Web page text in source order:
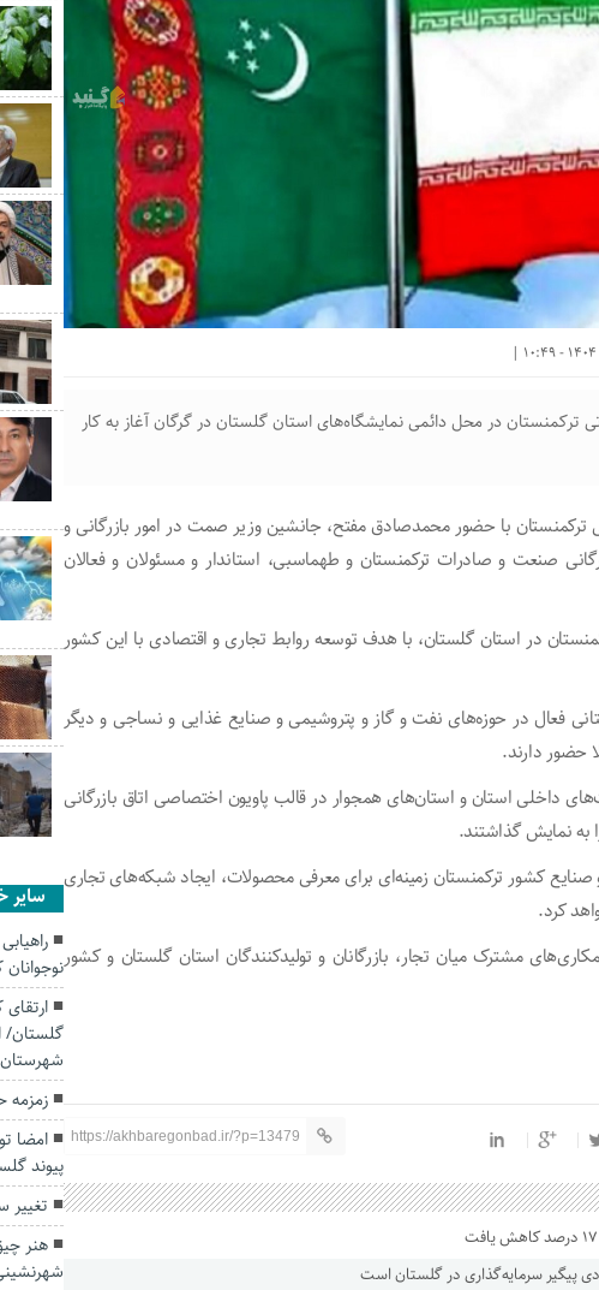
ترکمنستان در محل دائمی نمایشگاه‌های استان گلستان در گرگان آغاز به کار
ترکمنستان با حضور محمدصادق مفتح، جانشین وزیر صمت در امور بازرگانی و
صنعت و صادرات ترکمنستان و طهماسبی، استاندار و مسئولان و فعالان
در استان گلستان، با هدف توسعه روابط تجاری و اقتصادی با این کشور
٥٣ شرکت ترکمنستانی فعال در حوزه‌های نفت و گاز و پتروشیمی و صنایع غذایی و نساجی و دیگر
حضور دارند.
داخلی استان و استان‌های همجوار در قالب پاویون اختصاصی اتاق بازرگانی
به نمایش گذاشتند.
کشور ترکمنستان زمینه‌ای برای معرفی محصولات، ایجاد شبکه‌های تجاری
کرد.
مشترک میان تجار، بازرگانان و تولیدکنندگان استان گلستان و کشور
https://akhbaregonbad.ir/?p=13479
سایر
زمزمه
امضا
پیوند
تغییر
هنر